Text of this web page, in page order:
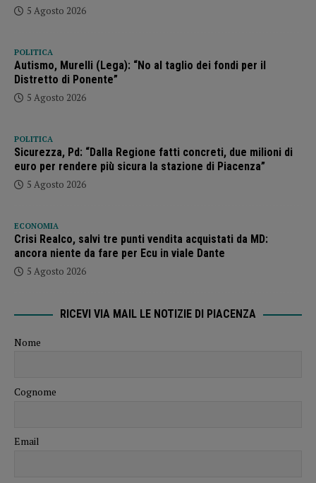
5 Agosto 2026
POLITICA
Autismo, Murelli (Lega): “No al taglio dei fondi per il
Distretto di Ponente”
5 Agosto 2026
POLITICA
Sicurezza, Pd: “Dalla Regione fatti concreti, due milioni di
euro per rendere più sicura la stazione di Piacenza”
5 Agosto 2026
ECONOMIA
Crisi Realco, salvi tre punti vendita acquistati da MD:
ancora niente da fare per Ecu in viale Dante
5 Agosto 2026
RICEVI VIA MAIL LE NOTIZIE DI PIACENZA
Nome
Cognome
Email